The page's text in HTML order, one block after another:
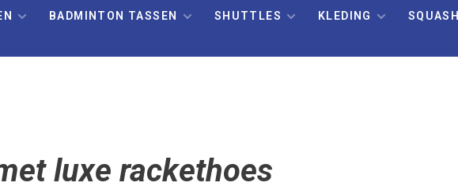
BADMINTON TASSEN SHUTTLES KLEDING SQUASH
luxe rackethoes